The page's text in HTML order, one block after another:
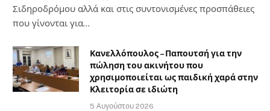
Σιδηροδρόμου αλλά και στις συντονισμένες προσπάθειες
που γίνονται για…
Κανελλόπουλος – Παπουτσή για την
πώληση του ακινήτου που
χρησιμοποιείται ως παιδική χαρά στην
Κλειτορία σε ιδιώτη
5 Αυγούστου 2026